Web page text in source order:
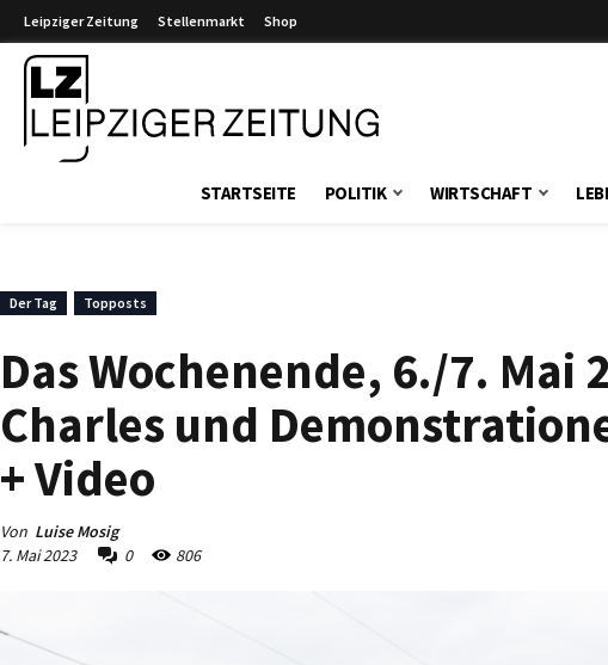
Leipziger Zeitung Stellenmarkt Shop
STARTSEITE POLITIK WIRTSCHAFT
Der Tag Topposts
Das Wochenende, 6./7. Mai
Charles und
+ Video
Von Luise Mosig
7. Mai 2023
0 806